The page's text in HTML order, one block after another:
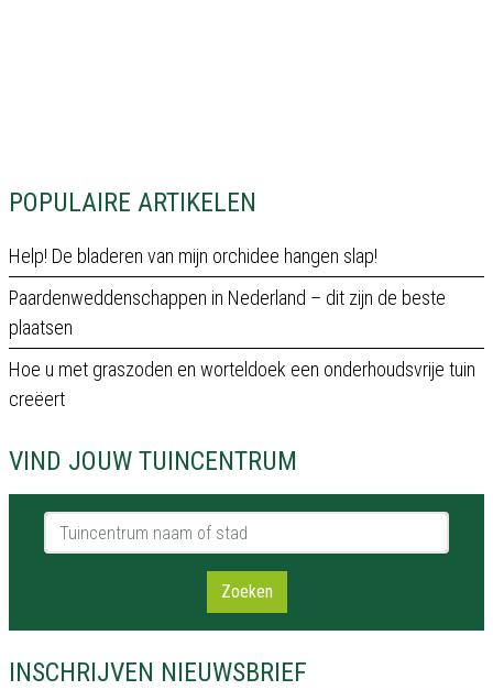
POPULAIRE ARTIKELEN
Help! De bladeren van mijn orchidee hangen slap!
Paardenweddenschappen in Nederland – dit zijn de beste
plaatsen
Hoe u met graszoden en worteldoek een onderhoudsvrije tuin
creëert
VIND JOUW TUINCENTRUM
Tuincentrum naam of stad
Zoeken
INSCHRIJVEN NIEUWSBRIEF